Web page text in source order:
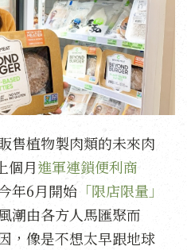
售植物製肉類的未來肉
個月進軍連鎖便利商
年6月開始 「限店限量」
潮由各方人馬匯聚而
，像是不想太早跟地球